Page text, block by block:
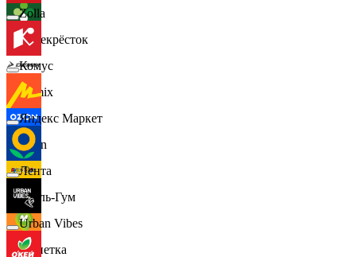
Перекрёсток
Demix
Ozon
Бубль-Гум
Монетка
Zolla
Комус
Яндекс Маркет
Лента
Urban Vibes